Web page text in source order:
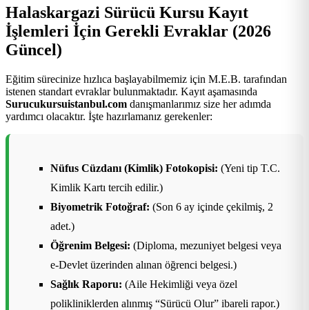
Halaskargazi Sürücü Kursu Kayıt
İşlemleri İçin Gerekli Evraklar (2026
Güncel)
Eğitim sürecinize hızlıca başlayabilmemiz için M.E.B. tarafından
istenen standart evraklar bulunmaktadır. Kayıt aşamasında
Surucukursuistanbul.com danışmanlarımız size her adımda
yardımcı olacaktır. İşte hazırlamanız gerekenler:
Nüfus Cüzdanı (Kimlik) Fotokopisi: (Yeni tip T.C.
Kimlik Kartı tercih edilir.)
Biyometrik Fotoğraf: (Son 6 ay içinde çekilmiş, 2
adet.)
Öğrenim Belgesi: (Diploma, mezuniyet belgesi veya
e-Devlet üzerinden alınan öğrenci belgesi.)
Sağlık Raporu: (Aile Hekimliği veya özel
polikliniklerden alınmış “Sürücü Olur” ibareli rapor.)